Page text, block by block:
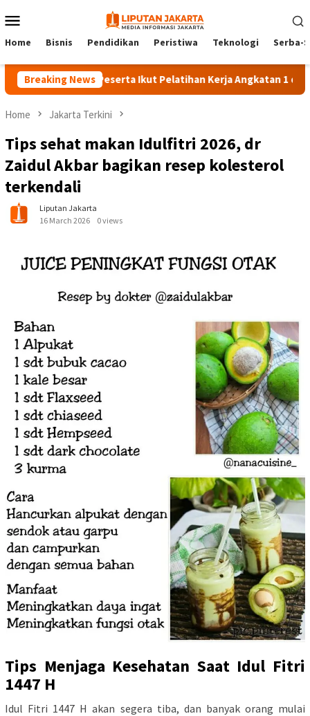
to
Menu
Home Bisnis Pendidikan Peristiwa Teknologi Serba-
Breaking News
140 Peserta Ikut Pelatihan Kerja Angkatan 1 di PPKD
Home Jakarta Terkini
Tips sehat makan Idulfitri 2026, dr
Zaidul Akbar bagikan resep kolesterol
terkendali
Liputan Jakarta
16 March 2026
0 views
Tips Menjaga Kesehatan Saat Idul Fitri
1447 H
Idul Fitri 1447 H akan segera tiba, dan banyak orang mulai